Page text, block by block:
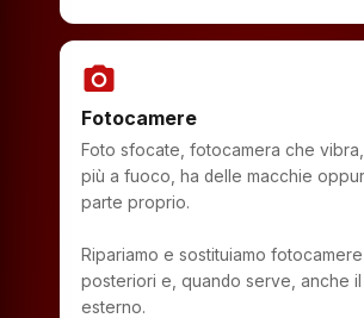
photo_camera
Fotocamere
Foto sfocate, fotocamera che
più a fuoco, ha delle macchie
parte proprio.
Ripariamo e sostituiamo
posteriori e, quando serve, anche
esterno.